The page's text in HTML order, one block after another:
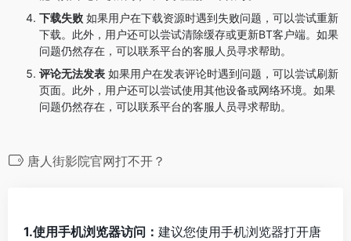
下载失败 如果用户在下载资源时遇到失败问题，可以尝试重新
下载。此外，用户还可以尝试清除缓存或更新BT客户端。如果
问题仍然存在，可以联系平台的客服人员寻求帮助。
评论无法发表 如果用户在发表评论时遇到问题，可以尝试刷新
页面。此外，用户还可以尝试使用其他设备或网络环境。如果
问题仍然存在，可以联系平台的客服人员寻求帮助。
唐人街影院官网打不开？
1.使用手机浏览器访问： 建议您使用手机浏览器打开唐